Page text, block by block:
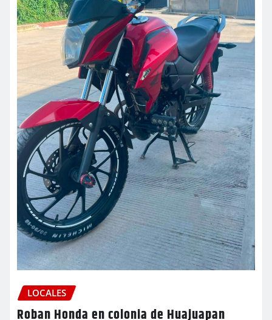
LOCALES
Roban Honda en colonia de Huajuapan